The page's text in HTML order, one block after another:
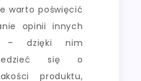
warto poświęcić
opinii innych
– dzięki nim
się o
produktu,